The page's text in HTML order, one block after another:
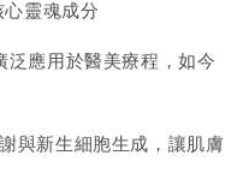
靈魂成分
泛應用於醫美療程，如今
與新生細胞生成，讓肌膚